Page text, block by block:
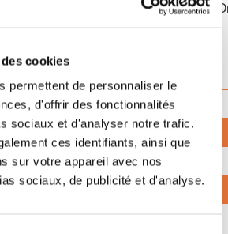
cookies
permettent de personnaliser le
d'offrir des fonctionnalités
sociaux et d'analyser notre trafic.
ces identifiants, ainsi que
sur votre appareil avec nos
sociaux, de publicité et d'analyse.
the grid, the definition is shown in red.